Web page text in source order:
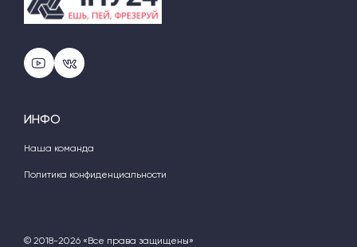
ИНФО
Наша команда
Политика конфиденциальности
© 2018-2026 «Все права защищены»